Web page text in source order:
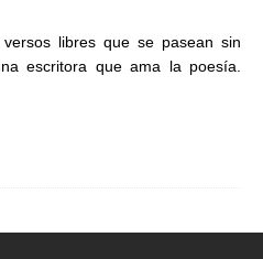
libres que se pasean sin
escritora que ama la poesía.